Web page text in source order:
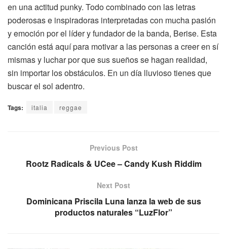
en una actitud punky. Todo combinado con las letras
poderosas e inspiradoras interpretadas con mucha pasión
y emoción por el líder y fundador de la banda, Berise. Esta
canción está aquí para motivar a las personas a creer en sí
mismas y luchar por que sus sueños se hagan realidad,
sin importar los obstáculos. En un día lluvioso tienes que
buscar el sol adentro.
Tags: italia reggae
Previous Post
Rootz Radicals & UCee – Candy Kush Riddim
Next Post
Dominicana Priscila Luna lanza la web de sus
productos naturales “LuzFlor”